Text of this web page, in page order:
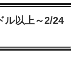
ル以上～2/24